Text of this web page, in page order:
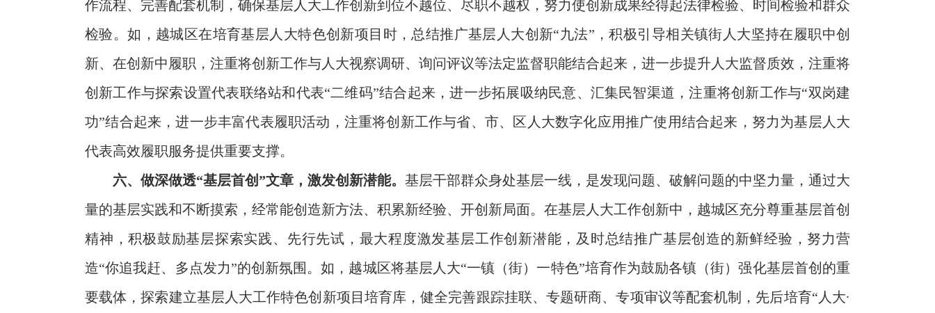
作流程、完善配套机制，确保基层人大工作创新到位不越位、尽职不越权，努力使创新成果经得起法律检验、时间检验和群众
检验。如，越城区在培育基层人大特色创新项目时，总结推广基层人大创新“九法”，积极引导相关镇街人大坚持在履职中创
新、在创新中履职，注重将创新工作与人大视察调研、询问评议等法定监督职能结合起来，进一步提升人大监督质效，注重将
创新工作与探索设置代表联络站和代表“二维码”结合起来，进一步拓展吸纳民意、汇集民智渠道，注重将创新工作与“双岗建
功”结合起来，进一步丰富代表履职活动，注重将创新工作与省、市、区人大数字化应用推广使用结合起来，努力为基层人大
代表高效履职服务提供重要支撑。
六、做深做透“基层首创”文章，激发创新潜能。 基层干部群众身处基层一线，是发现问题、破解问题的中坚力量，通过大
量的基层实践和不断摸索，经常能创造新方法、积累新经验、开创新局面。在基层人大工作创新中，越城区充分尊重基层首创
精神，积极鼓励基层探索实践、先行先试，最大程度激发基层工作创新潜能，及时总结推广基层创造的新鲜经验，努力营
造“你追我赶、多点发力”的创新氛围。如，越城区将基层人大“一镇（街）一特色”培育作为鼓励各镇（街）强化基层首创的重
要载体，探索建立基层人大工作特色创新项目培育库，健全完善跟踪挂联、专题研商、专项审议等配套机制，先后培育“人大·